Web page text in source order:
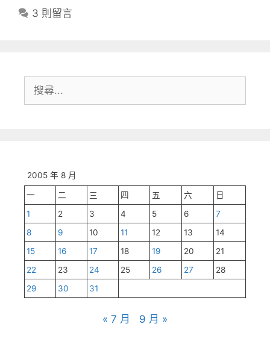
籤
3 則留言
尋:
2005 年 8 月
一 二 三 四 五 六
日
1
2 3 4 5 6
7
8
9 10 11 12 13
14
15
16 17 18 19 20
21
22
23 24 25 26 27
28
29
30 31
« 7 月 9 月 »